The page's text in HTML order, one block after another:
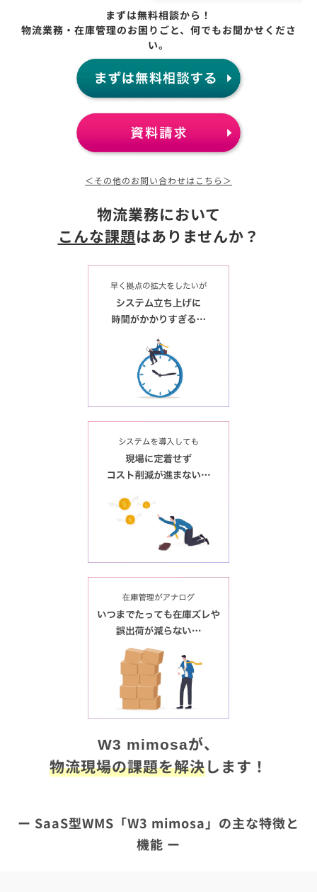
まずは無料相談から！
物流業務・在庫管理のお困りごと、何でもお聞かせくださ
い。
＜その他のお問い合わせはこちら＞
物流業務において
こんな課題はありませんか？
W3 mimosaが、
物流現場の課題を解決します！
ー SaaS型WMS「W3 mimosa」の主な特徴と
機能 ー